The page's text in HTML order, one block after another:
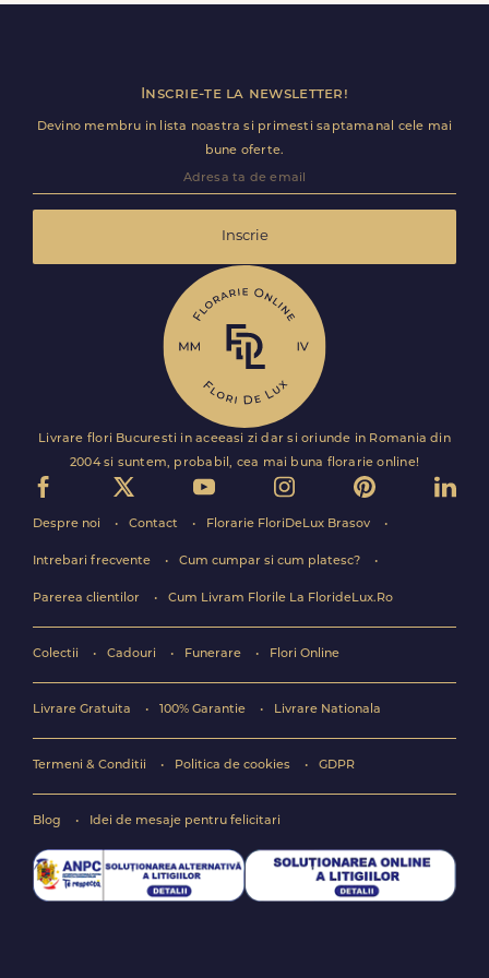
ramane optional si il poti personaliza.
Inscrie-te la newsletter!
Devino membru in lista noastra si primesti saptamanal cele mai
bune oferte.
Inscrie
Livrare flori Bucuresti in aceeasi zi dar si oriunde in Romania din
2004 si suntem, probabil, cea mai buna florarie online!
Despre noi Contact Florarie FloriDeLux Brasov
Intrebari frecvente Cum cumpar si cum platesc?
Parerea clientilor Cum Livram Florile La FlorideLux.Ro
Colectii Cadouri Funerare Flori Online
Livrare Gratuita 100% Garantie Livrare Nationala
Termeni & Conditii Politica de cookies GDPR
Blog Idei de mesaje pentru felicitari